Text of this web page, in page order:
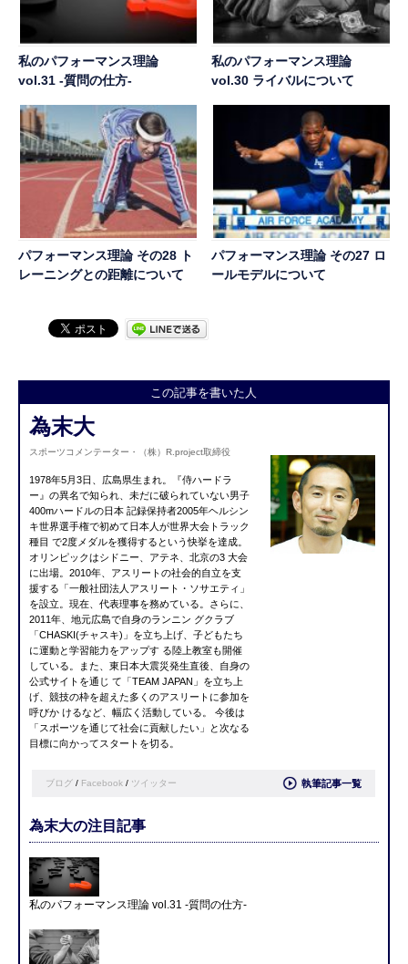
私のパフォーマンス理論
vol.31 -質問の仕方-
私のパフォーマンス理論
vol.30 ライバルについて
パフォーマンス理論 その28 ト
レーニングとの距離について
パフォーマンス理論 その27 ロ
ールモデルについて
この記事を書いた人
為末大
スポーツコメンテーター・（株）R.project取締役
1978年5月3日、広島県生まれ。『侍ハードラ
ー』の異名で知られ、未だに破られていない男子
400mハードルの日本 記録保持者2005年ヘルシン
キ世界選手権で初めて日本人が世界大会トラック
種目 で2度メダルを獲得するという快挙を達成。
オリンピックはシドニー、アテネ、北京の3 大会
に出場。2010年、アスリートの社会的自立を支
援する「一般社団法人アスリート・ソサエティ」
を設立。現在、代表理事を務めている。さらに、
2011年、地元広島で自身のランニン グクラブ
「CHASKI(チャスキ)」を立ち上げ、子どもたち
に運動と学習能力をアップす る陸上教室も開催
している。また、東日本大震災発生直後、自身の
公式サイトを通じ て「TEAM JAPAN」を立ち上
げ、競技の枠を超えた多くのアスリートに参加を
呼びか けるなど、幅広く活動している。 今後は
「スポーツを通じて社会に貢献したい」と次なる
目標に向かってスタートを切る。
ブログ / Facebook / ツイッター 執筆記事一覧
為末大の注目記事
私のパフォーマンス理論 vol.31 -質問の仕方-